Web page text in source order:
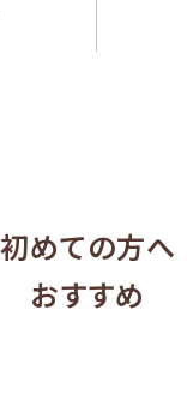
初めての方へ
おすすめ